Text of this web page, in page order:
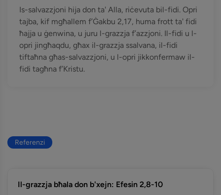
Is-salvazzjoni hija don ta' Alla, riċevuta bil-fidi. Opri
tajba, kif mgħallem f’Ġakbu 2,17, huma frott ta' fidi
ħajja u ġenwina, u juru l-grazzja f’azzjoni. Il-fidi u l-
opri jingħaqdu, għax il-grazzja ssalvana, il-fidi
tiftaħna għas-salvazzjoni, u l-opri jikkonfermaw il-
fidi tagħna f’Kristu.
Referenzi
Il-grazzja bħala don b'xejn: Efesin 2,8-10